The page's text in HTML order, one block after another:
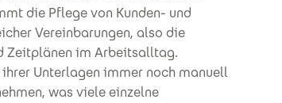
die Pflege von Kunden- und
Vereinbarungen, also die
Zeitplänen im Arbeitsalltag.
Unterlagen immer noch manuell
was viele einzelne